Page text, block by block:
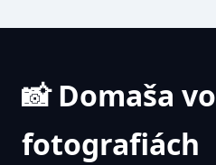
📸 Domaša vo
fotografiách